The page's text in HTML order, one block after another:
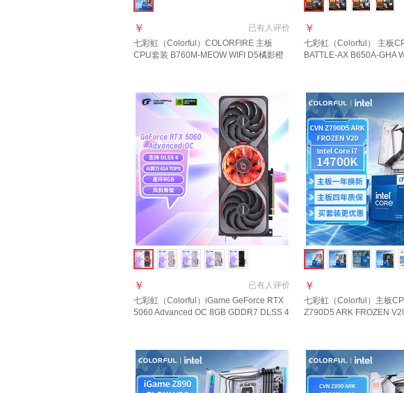
已有人评价
￥
七彩虹（Colorful）COLORFIRE 主板
CPU套装 B760M-MEOW WIFI D5橘影橙
￥
七彩虹（Colorful） 主板
BATTLE-AX B650A-GHA
已有人评价
￥
七彩虹（Colorful）iGame GeForce RTX
5060 Advanced OC 8GB GDDR7 DLSS 4
￥
七彩虹（Colorful）主板
Z790D5 ARK FROZEN